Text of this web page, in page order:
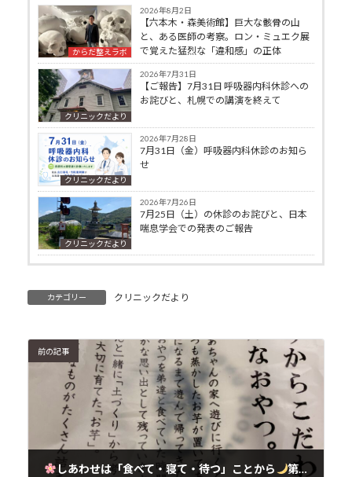
からだ整えラボ
2026年8月2日
【六本木・森美術館】巨大な骸骨の山
と、ある医師の考察。ロン・ミュエク展
で覚えた猛烈な「違和感」の正体
クリニックだより
2026年7月31日
【ご報告】7月31日 呼吸器内科休診への
お詫びと、札幌での講演を終えて
クリニックだより
2026年7月28日
7月31日（金）呼吸器内科休診のお知ら
せ
クリニックだより
2026年7月26日
7月25日（土）の休診のお詫びと、日本
喘息学会での発表のご報告
カテゴリー クリニックだより
前の記事
しあわせは「食べて・寝て・待つ」ことから 第5話から学ぶ、しあわせの見つけ方